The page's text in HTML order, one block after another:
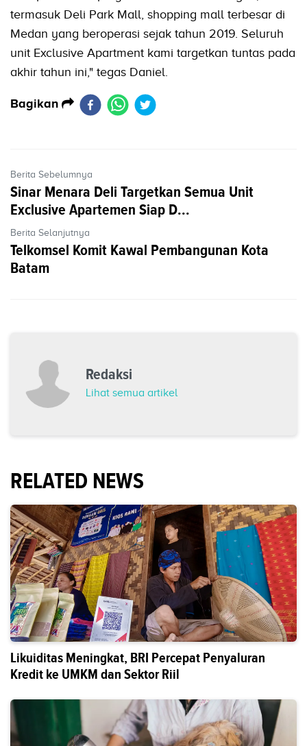
termasuk Deli Park Mall, shopping mall terbesar di
Medan yang beroperasi sejak tahun 2019. Seluruh
unit Exclusive Apartment kami targetkan tuntas pada
akhir tahun ini," tegas Daniel.
Bagikan
Berita Sebelumnya
Sinar Menara Deli Targetkan Semua Unit
Exclusive Apartemen Siap D...
Berita Selanjutnya
Telkomsel Komit Kawal Pembangunan Kota
Batam
Redaksi
Lihat semua artikel
RELATED NEWS
Likuiditas Meningkat, BRI Percepat Penyaluran
Kredit ke UMKM dan Sektor Riil